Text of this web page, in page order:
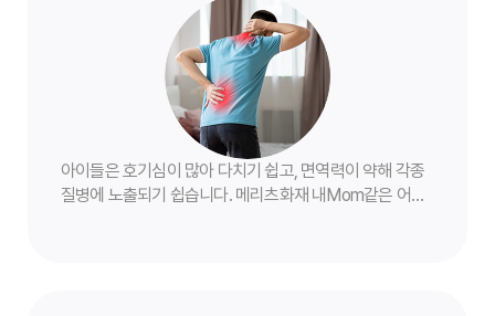
아이들은 호기심이 많아 다치기 쉽고, 면역력이 약해 각종
질병에 노출되기 쉽습니다. 메리츠화재 내Mom같은 어린